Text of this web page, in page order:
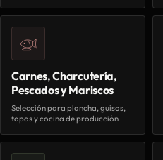
Carnes, Charcutería,
Pescados y Mariscos
Selección para plancha, guisos,
tapas y cocina de producción